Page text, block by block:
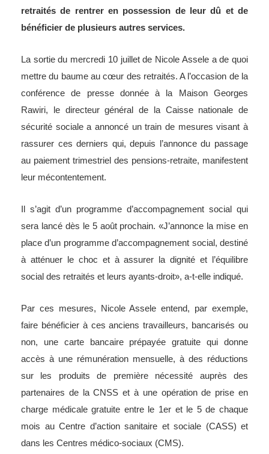
retraités de rentrer en possession de leur dû et de
bénéficier de plusieurs autres services.
La sortie du mercredi 10 juillet de Nicole Assele a de quoi
mettre du baume au cœur des retraités. A l’occasion de la
conférence de presse donnée à la Maison Georges
Rawiri, le directeur général de la Caisse nationale de
sécurité sociale a annoncé un train de mesures visant à
rassurer ces derniers qui, depuis l’annonce du passage
au paiement trimestriel des pensions-retraite, manifestent
leur mécontentement.
Il s’agit d’un programme d’accompagnement social qui
sera lancé dès le 5 août prochain. «J’annonce la mise en
place d’un programme d’accompagnement social, destiné
à atténuer le choc et à assurer la dignité et l’équilibre
social des retraités et leurs ayants-droit», a-t-elle indiqué.
Par ces mesures, Nicole Assele entend, par exemple,
faire bénéficier à ces anciens travailleurs, bancarisés ou
non, une carte bancaire prépayée gratuite qui donne
accès à une rémunération mensuelle, à des réductions
sur les produits de première nécessité auprès des
partenaires de la CNSS et à une opération de prise en
charge médicale gratuite entre le 1er et le 5 de chaque
mois au Centre d’action sanitaire et sociale (CASS) et
dans les Centres médico-sociaux (CMS).